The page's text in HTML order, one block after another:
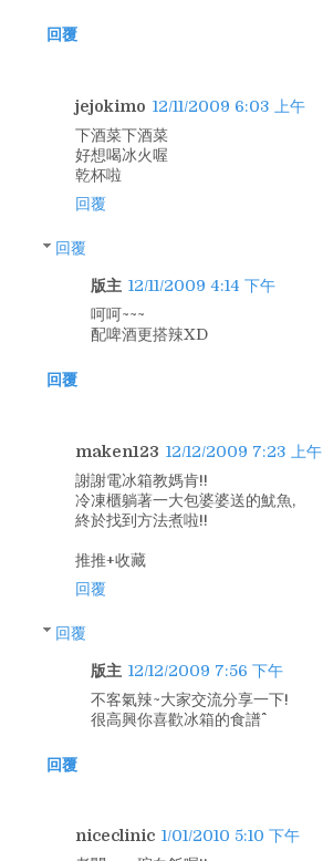
回覆
jejokimo 12/11/2009 6:03 上午
下酒菜下酒菜
好想喝冰火喔
乾杯啦
回覆
回覆
版主 12/11/2009 4:14 下午
呵呵~~~
配啤酒更搭辣XD
回覆
maken123 12/12/2009 7:23 上午
謝謝電冰箱教媽肯!!
冷凍櫃躺著一大包婆婆送的魷魚,
終於找到方法煮啦!!
推推+收藏
回覆
回覆
版主 12/12/2009 7:56 下午
不客氣辣~大家交流分享一下!
很高興你喜歡冰箱的食譜^^
回覆
niceclinic 1/01/2010 5:10 下午